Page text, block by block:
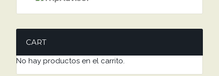
CART
No hay productos en el carrito.